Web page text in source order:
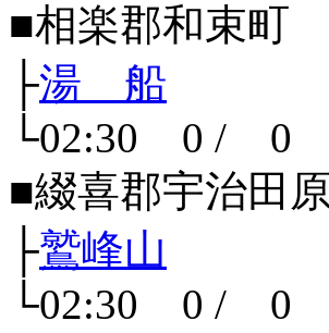
■相楽郡和束町
├湯 船
└02:30 0 / 0
■綴喜郡宇治田
├鷲峰山
└02:30 0 / 0